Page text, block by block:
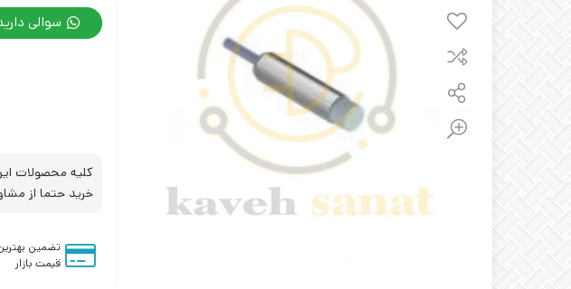
سوالی
کلیه محصولات
خرید حتما از
تضمین
قیمت بازار